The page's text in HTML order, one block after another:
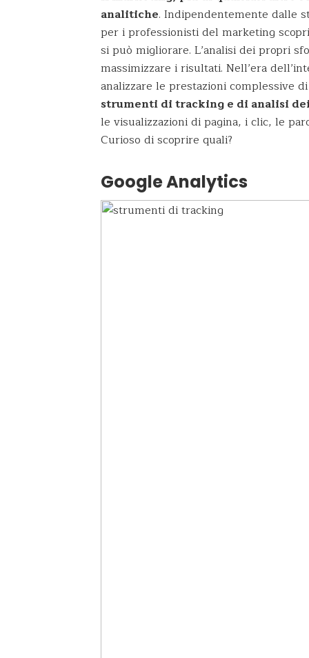
analitiche. Indipendentemente dalle
per i professionisti del marketing
si può migliorare. L’analisi dei propri
massimizzare i risultati. Nell’era
analizzare le prestazioni complessive
strumenti di tracking e di analisi
le visualizzazioni di pagina, i clic, le
Curioso di scoprire quali?
Google Analytics